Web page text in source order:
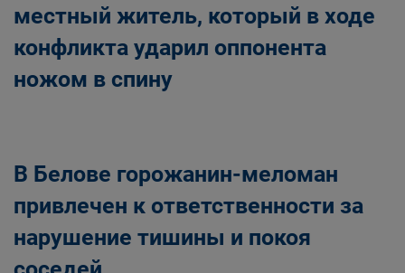
местный житель, который в ходе
конфликта ударил оппонента
ножом в спину
В Белове горожанин-меломан
привлечен к ответственности за
нарушение тишины и покоя